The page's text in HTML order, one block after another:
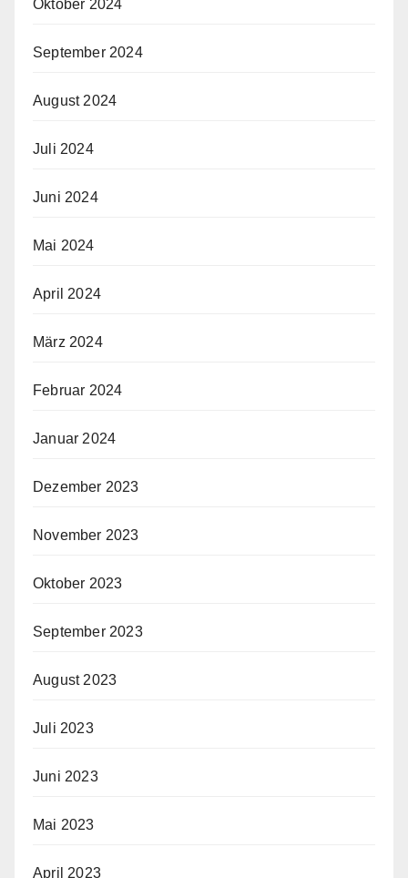
Oktober 2024
September 2024
August 2024
Juli 2024
Juni 2024
Mai 2024
April 2024
März 2024
Februar 2024
Januar 2024
Dezember 2023
November 2023
Oktober 2023
September 2023
August 2023
Juli 2023
Juni 2023
Mai 2023
April 2023